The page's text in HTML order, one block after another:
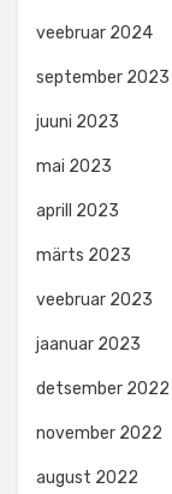
veebruar 2024
september 2023
juuni 2023
mai 2023
aprill 2023
märts 2023
veebruar 2023
jaanuar 2023
detsember 2022
november 2022
august 2022